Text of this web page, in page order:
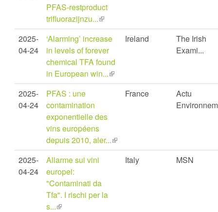
PFAS-restproduct
trifluorazijnzu...(link
is
external)
2025-
04-24
‘Alarming’ increase
in levels of forever
chemical TFA found
in European win...(link
is
external)
Ireland
The Irish
Exami...
2025-
04-24
PFAS : une
contamination
exponentielle des
vins européens
depuis 2010, aler...(link
is
external)
France
Actu
2025-
04-24
Allarme sui vini
europei:
"Contaminati da
Tfa". I rischi per la
s...(link
Italy MSN